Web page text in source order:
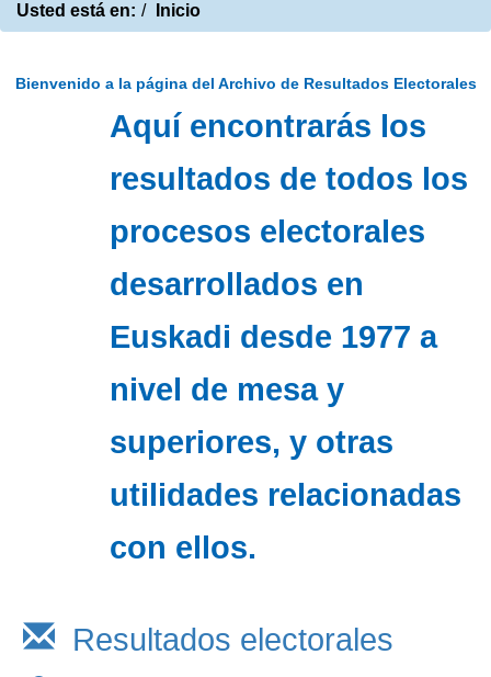
Usted está en: Inicio
Bienvenido a la página del Archivo de Resultados Electorales
Aquí encontrarás los
resultados de todos los
procesos electorales
desarrollados en
Euskadi desde 1977 a
nivel de mesa y
superiores, y otras
utilidades relacionadas
con ellos.
Resultados electorales